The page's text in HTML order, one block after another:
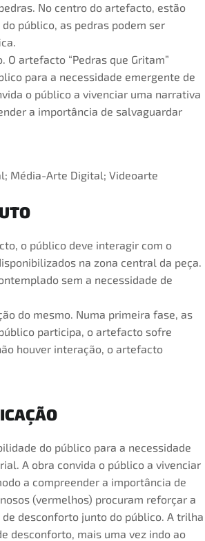
No centro do artefacto, estão
público, as pedras podem ser
artefacto “Pedras que Gritam”
para a necessidade emergente de
o público a vivenciar uma narrativa
a importância de salvaguardar
Média-Arte Digital; Videoarte
o público deve interagir com o
na zona central da peça.
sem a necessidade de
do mesmo. Numa primeira fase, as
participa, o artefacto sofre
houver interação, o artefacto
do público para a necessidade
A obra convida o público a vivenciar
a compreender a importância de
(vermelhos) procuram reforçar a
desconforto junto do público. A trilha
desconforto, mais uma vez indo ao